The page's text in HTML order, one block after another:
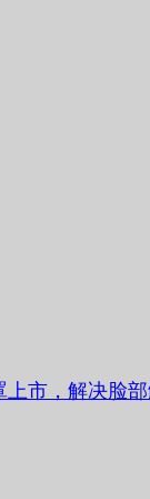
市，解决脸